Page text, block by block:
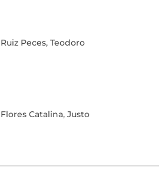
Ruiz Peces, Teodoro
Flores Catalina, Justo